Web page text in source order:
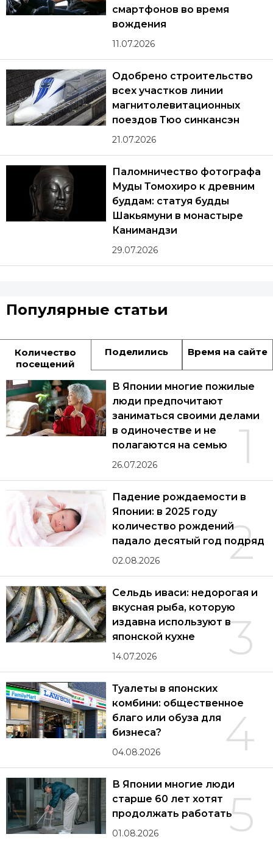
смартфонов во время
вождения
11.07.2026
Одобрено строительство
всех участков линии
магнитолевитационных
поездов Тюо синкансэн
21.07.2026
Паломничество фотографа
Муды Томохиро к древним
буддам: статуя будды
Шакьямуни в монастыре
Канимандзи
29.07.2026
Популярные статьи
Количество
посещений
Поделились Время на сайте
1
В Японии многие пожилые
люди предпочитают
заниматься своими делами
в одиночестве и не
полагаются на семью
26.07.2026
2
Падение рождаемости в
Японии: в 2025 году
количество рождений
падало десятый год подряд
02.08.2026
3
Сельдь иваси: недорогая и
вкусная рыба, которую
издавна используют в
японской кухне
14.07.2026
4
Туалеты в японских
комбини: общественное
благо или обуза для
бизнеса?
04.08.2026
5
В Японии многие люди
старше 60 лет хотят
продолжать работать
01.08.2026